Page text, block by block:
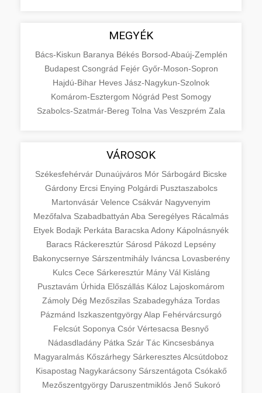
MEGYÉK
Bács-Kiskun Baranya Békés Borsod-Abaúj-Zemplén
Budapest Csongrád Fejér Győr-Moson-Sopron
Hajdú-Bihar Heves Jász-Nagykun-Szolnok
Komárom-Esztergom Nógrád Pest Somogy
Szabolcs-Szatmár-Bereg Tolna Vas Veszprém Zala
VÁROSOK
Székesfehérvár Dunaújváros Mór Sárbogárd Bicske
Gárdony Ercsi Enying Polgárdi Pusztaszabolcs
Martonvásár Velence Csákvár Nagyvenyim
Mezőfalva Szabadbattyán Aba Seregélyes Rácalmás
Etyek Bodajk Perkáta Baracska Adony Kápolnásnyék
Baracs Ráckeresztúr Sárosd Pákozd Lepsény
Bakonycsernye Sárszentmihály Iváncsa Lovasberény
Kulcs Cece Sárkeresztúr Mány Vál Kisláng
Pusztavám Úrhida Előszállás Káloz Lajoskomárom
Zámoly Dég Mezőszilas Szabadegyháza Tordas
Pázmánd IszkaszentgyörgyAlap Fehérvárcsurgó
Felcsút Soponya Csór Vértesacsa Besnyő
Nádasdladány Pátka Szár Tác Kincsesbánya
Magyaralmás Kőszárhegy SárkeresztesAlcsútdoboz
Kisapostag Nagykarácsony Sárszentágota Csókakő
Mezőszentgyörgy Daruszentmiklós Jenő Sukoró